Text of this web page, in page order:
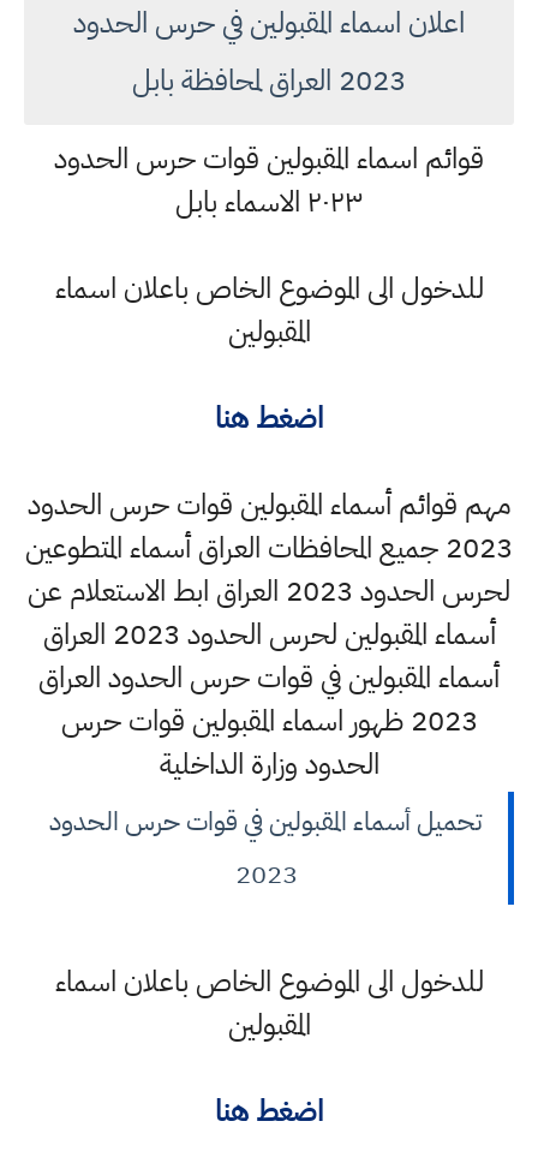
اعلان اسماء المقبولين في حرس الحدود
2023 العراق لمحافظة بابل
قوائم اسماء المقبولين قوات حرس الحدود
٢٠٢٣ الاسماء بابل
للدخول الى الموضوع الخاص باعلان اسماء
المقبولين
اضغط هنا
مهم قوائم أسماء المقبولين قوات حرس الحدود
2023 جميع المحافظات العراق أسماء المتطوعين
لحرس الحدود 2023 العراق ابط الاستعلام عن
أسماء المقبولين لحرس الحدود 2023 العراق
أسماء المقبولين في قوات حرس الحدود العراق
2023 ظهور اسماء المقبولين قوات حرس
الحدود وزارة الداخلية
تحميل أسماء المقبولين في قوات حرس الحدود
2023
للدخول الى الموضوع الخاص باعلان اسماء
المقبولين
اضغط هنا